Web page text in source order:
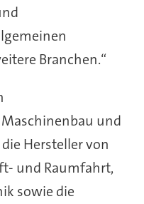
Branchen.“
und
Hersteller von
und Raumfahrt,
sowie die